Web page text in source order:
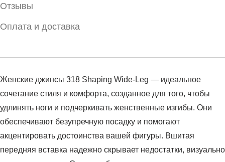
Отзывы
Оплата и доставка
Женские джинсы 318 Shaping Wide-Leg — идеальное
сочетание стиля и комфорта, созданное для того, чтобы
удлинять ноги и подчеркивать женственные изгибы. Они
обеспечивают безупречную посадку и помогают
акцентировать достоинства вашей фигуры. Вшитая
передняя вставка надежно скрывает недостатки, визуально